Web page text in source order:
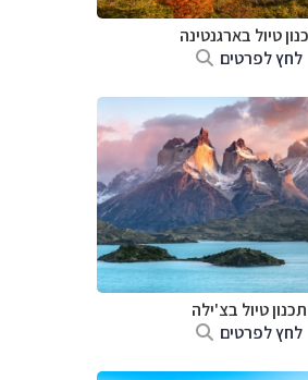
טיול בארגנטינה
לחץ לפרטים
תכנון טיול בצ'ילה
לחץ לפרטים